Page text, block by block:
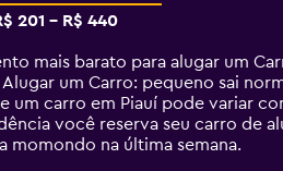
201 - R$ 440
mais barato para alugar um
um Carro: pequeno sai
carro em Piauí pode variar
você reserva seu carro de
momondo na última semana.